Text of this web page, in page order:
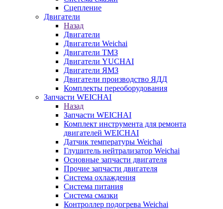
Сцепление
Двигатели
Назад
Двигатели
Двигатели Weichai
Двигатели ТМЗ
Двигатели YUCHAI
Двигатели ЯМЗ
Двигатели производство ЯДД
Комплекты переоборудования
Запчасти WEICHAI
Назад
Запчасти WEICHAI
Комплект инструмента для ремонта
двигателей WEICHAI
Датчик температуры Weichai
Глушитель нейтрализатор Weichai
Основные запчасти двигателя
Прочие запчасти двигателя
Система охлаждения
Система питания
Система смазки
Контроллер подогрева Weichai